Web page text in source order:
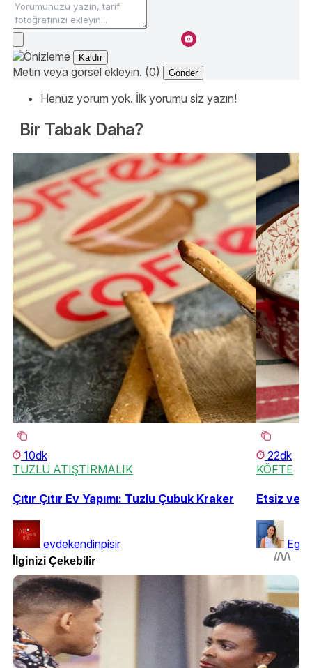
Kaldır
Metin veya görsel ekleyin. (0) Gönder
Henüz yorum yok. İlk yorumu siz yazın!
Bir Tabak Daha?
10dk
TUZLU ATIŞTIRMALIK
Çıtır Çıtır Ev Yapımı: Tuzlu Çubuk Kraker
evdekendinpisir
22dk
KÖFTE
Etsiz ve
Ege